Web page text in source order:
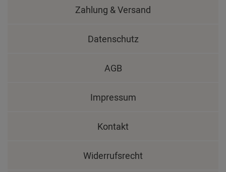
Zahlung & Versand
Datenschutz
AGB
Impressum
Kontakt
Widerrufsrecht